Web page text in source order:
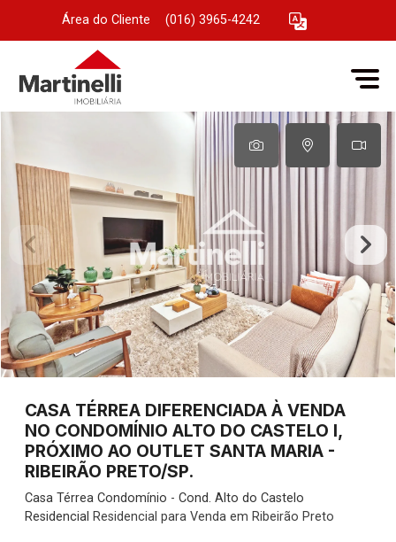
Área do Cliente (016) 3965-4242
CASA TÉRREA DIFERENCIADA À VENDA
NO CONDOMÍNIO ALTO DO CASTELO I,
PRÓXIMO AO OUTLET SANTA MARIA -
RIBEIRÃO PRETO/SP.
Casa Térrea Condomínio - Cond. Alto do Castelo
Residencial Residencial para Venda em Ribeirão Preto